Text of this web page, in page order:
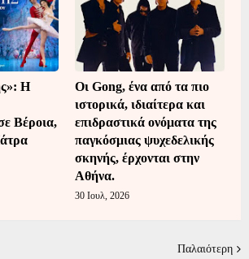
Η
Βέροια,
Οι Gong, ένα από τα πιο
ιστορικά, ιδιαίτερα και
επιδραστικά ονόματα της
παγκόσμιας ψυχεδελικής
σκηνής, έρχονται στην
Αθήνα.
30 Ιουλ, 2026
Παλαιότερη